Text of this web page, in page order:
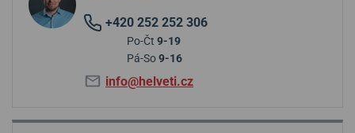
+420 252 252 306
Po-Čt 9-19
Pá-So9-16
info@helveti.cz